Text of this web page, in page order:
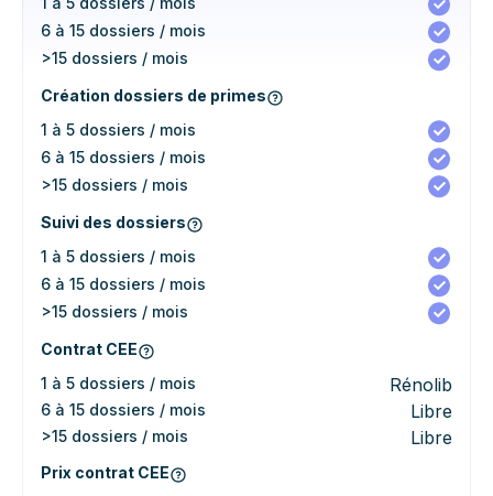
6 à 15 dossiers / mois
>15 dossiers / mois
Création dossiers de primes
1 à 5 dossiers / mois
6 à 15 dossiers / mois
>15 dossiers / mois
Suivi des dossiers
1 à 5 dossiers / mois
6 à 15 dossiers / mois
>15 dossiers / mois
Contrat CEE
1 à 5 dossiers / mois
Rénolib
6 à 15 dossiers / mois Libre
>15 dossiers / mois Libre
Prix contrat CEE